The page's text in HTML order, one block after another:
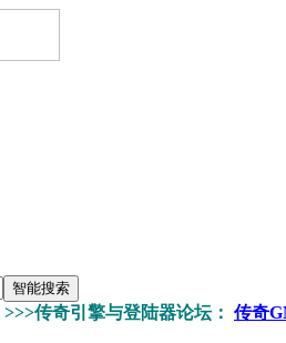
>>>传奇引擎与登陆器论坛： 传奇